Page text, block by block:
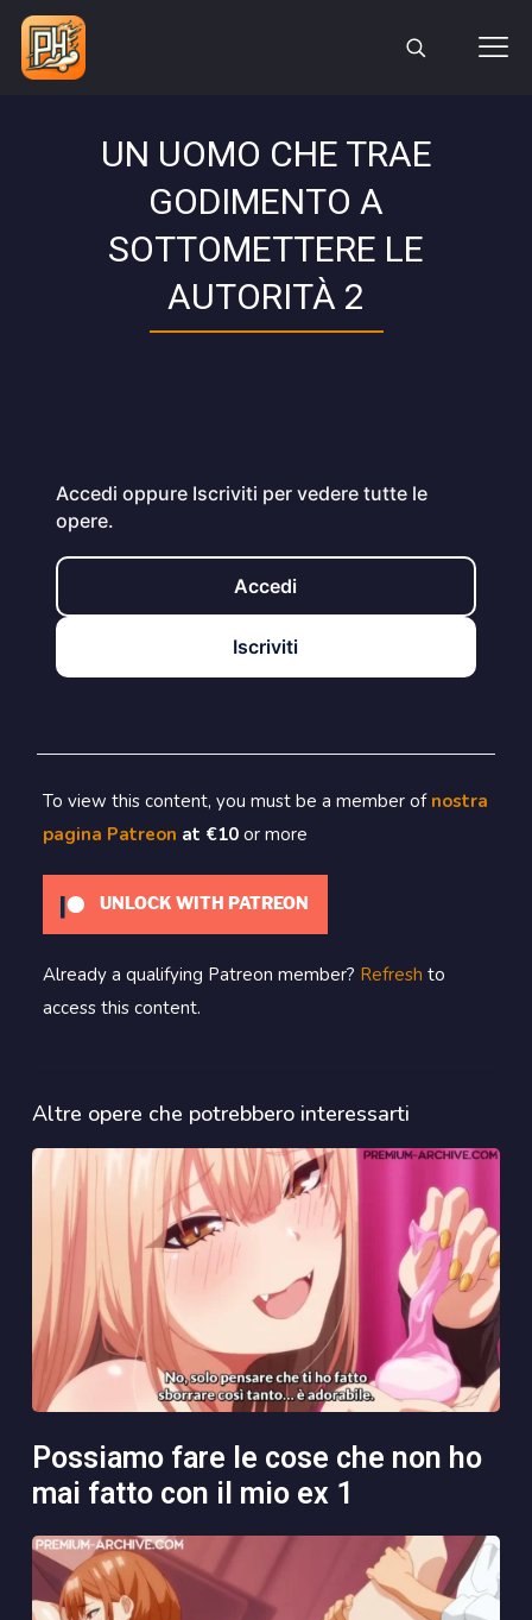
UN UOMO CHE TRAE
GODIMENTO A
SOTTOMETTERE LE
AUTORITÀ 2
Accedi oppure Iscriviti per vedere tutte le
opere.
Accedi
Iscriviti
To view this content, you must be a member of nostra
pagina Patreon at €10 or more
UNLOCK WITH PATREON
Already a qualifying Patreon member? Refresh to
access this content.
Altre opere che potrebbero interessarti
possiamo fare le cose che non ho
mai fatto con il mio ex 1